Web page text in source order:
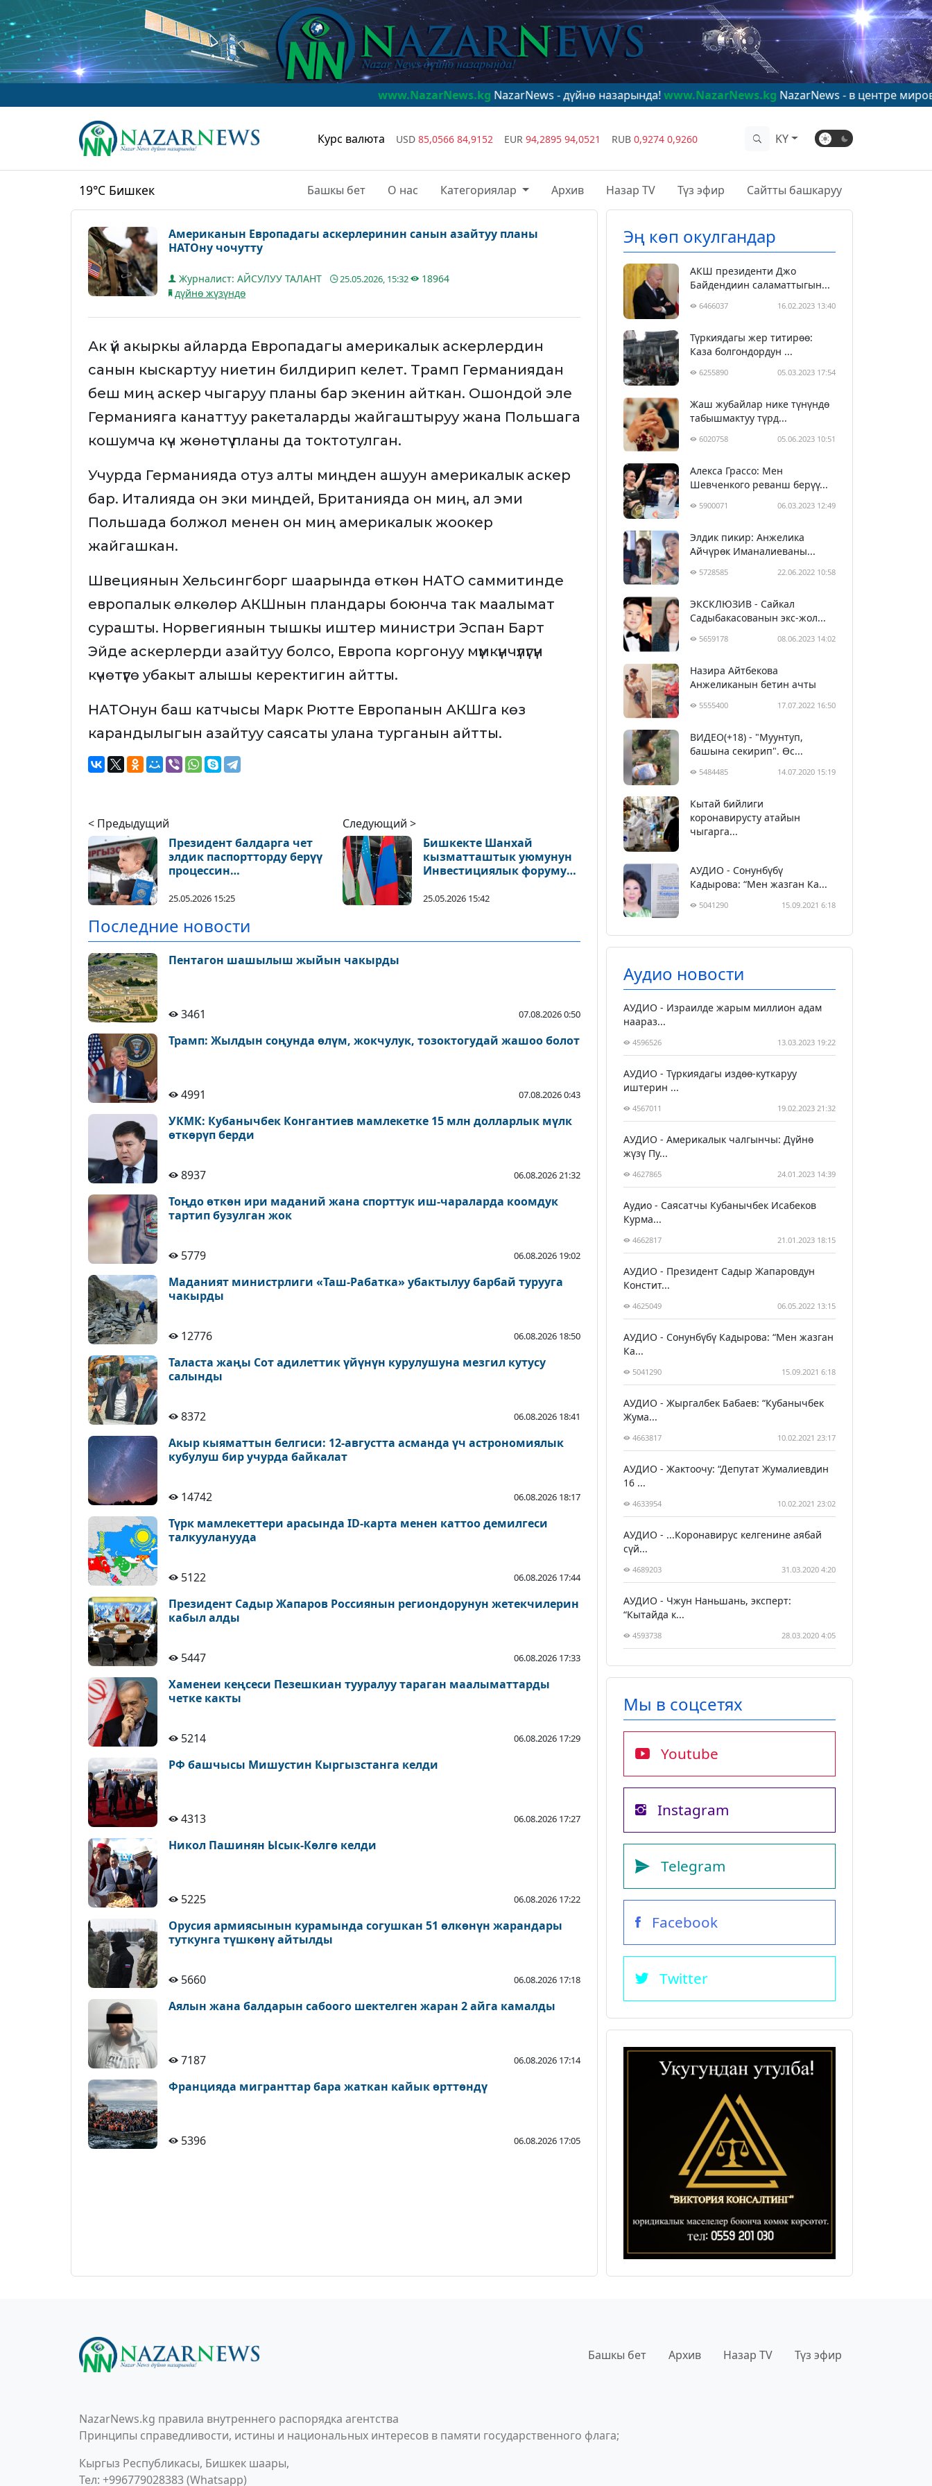
www.NazarNews.kgNazarNews - дүйнө назарында! www.NazarNews.kgNazarNews - в центре мирового
Курс валюта USD 85,0566 84,9152 EUR 94,2895 94,0521 RUB 0,9274 0,9260 KY
19°C Бишкек Башкы бет О нас Категориялар Архив Назар TV Түз эфир Сайтты башкаруу
Американын Европадагы аскерлеринин санын азайтуу планы
НАТОну чочутту
Журналист: АЙСУЛУУ ТАЛАНТ 25.05.2026, 15:32
18964
дүйнө жүзүндө
Ак үй акыркы айларда Европадагы америкалык аскерлердин
санын кыскартуу ниетин билдирип келет. Трамп Германиядан
беш миң аскер чыгаруу планы бар экенин айткан. Ошондой эле
Германияга канаттуу ракеталарды жайгаштыруу жана Польшага
кошумча күч жөнөтүү планы да токтотулган.
Учурда Германияда отуз алты миңден ашуун америкалык аскер
бар. Италияда он эки миңдей, Британияда он миң, ал эми
Польшада болжол менен он миң америкалык жоокер
жайгашкан.
Швециянын Хельсингборг шаарында өткөн НАТО саммитинде
европалык өлкөлөр АКШнын пландары боюнча так маалымат
сурашты. Норвегиянын тышкы иштер министри Эспан Барт
Эйде аскерлерди азайтуу болсо, Европа коргонуу мүмкүнчүлүгүн
күчөтүүгө убакыт алышы керектигин айтты.
НАТОнун баш катчысы Марк Рютте Европанын АКШга көз
карандылыгын азайтуу саясаты улана турганын айтты.
< Предыдущий
Президент балдарга чет
элдик паспортторду берүү
процессин
мыйзамга кол койду
25.05.2026 15:25
Следующий >
Бишкекте Шанхай
кызматташтык уюмунун
Инвестициялык форуму
25.05.2026 15:42
Последние новости
Пентагон шашылыш жыйын чакырды
3461 07.08.2026 0:50
Трамп: Жылдын соңунда өлүм, жокчулук, тозоктогудай жашоо болот
4991 07.08.2026 0:43
УКМК: Кубанычбек Конгантиев мамлекетке 15 млн долларлык мүлк
өткөрүп берди
8937 06.08.2026 21:32
Тоңдо өткөн ири маданий жана спорттук иш-чараларда коомдук
тартип бузулган жок
5779 06.08.2026 19:02
Маданият министрлиги «Таш-Рабатка» убактылуу барбай турууга
чакырды
12776 06.08.2026 18:50
Таласта жаңы Сот адилеттик үйүнүн курулушуна мезгил кутусу
салынды
8372 06.08.2026 18:41
Акыр кыяматтын белгиси: 12-августта асманда үч астрономиялык
кубулуш бир учурда байкалат
14742 06.08.2026 18:17
Түрк мамлекеттери арасында ID-карта менен каттоо демилгеси
талкууланууда
5122 06.08.2026 17:44
Президент Садыр Жапаров Россиянын региондорунун жетекчилерин
кабыл алды
5447 06.08.2026 17:33
Хаменеи кеңсеси Пезешкиан тууралуу тараган маалыматтарды
четке какты
5214 06.08.2026 17:29
РФ башчысы Мишустин Кыргызстанга келди
4313 06.08.2026 17:27
Никол Пашинян Ысык-Көлгө келди
5225 06.08.2026 17:22
Орусия армиясынын курамында согушкан 51 өлкөнүн жарандары
туткунга түшкөнү айтылды
5660 06.08.2026 17:18
Аялын жана балдарын сабоого шектелген жаран 2 айга камалды
7187 06.08.2026 17:14
Францияда мигранттар бара жаткан кайык өрттөндү
5396 06.08.2026 17:05
Эң көп окулгандар
АКШ президенти Джо
Байдендиин саламаттыгын...
6466037 16.02.2023 13:40
Түркиядагы жер титирөө:
Каза болгондордун ...
6255890 05.03.2023 17:54
Жаш жубайлар нике түнүндө
табышмактуу түрд...
6020758 05.06.2023 10:51
Алекса Грассо: Мен
Шевченкого реванш берүү...
5900071 06.03.2023 12:49
Элдик пикир: Анжелика
Айчүрөк Иманалиеваны...
5728585 22.06.2022 10:58
ЭКСКЛЮЗИВ - Сайкал
Садыбакасованын экс-жол...
5659178 08.06.2023 14:02
Назира Айтбекова
Анжеликанын бетин ачты
5555400 17.07.2022 16:50
ВИДЕО(+18) - "Муунтуп,
башына секирип". Өс...
5484485 14.07.2020 15:19
Кытай бийлиги
коронавирусту атайын
чыгарга...
АУДИО - Сонунбүбү
Кадырова: “Мен жазган Ка...
5041290 15.09.2021 6:18
Аудио новости
АУДИО - Израилде жарым миллион адам
наараз...
4596526 13.03.2023 19:22
АУДИО - Түркиядагы издөө-куткаруу
иштерин ...
4567011 19.02.2023 21:32
АУДИО - Америкалык чалгынчы: Дүйнө
жүзү Пу...
4627865 24.01.2023 14:39
Аудио - Саясатчы Кубанычбек Исабеков
Курма...
4662817 21.01.2023 18:15
АУДИО - Президент Садыр Жапаровдун
Констит...
4625049 06.05.2022 13:15
АУДИО - Сонунбүбү Кадырова: “Мен жазган
Ка...
5041290 15.09.2021 6:18
АУДИО - Жыргалбек Бабаев: “Кубанычбек
Жума...
4663817 10.02.2021 23:17
АУДИО - Жактоочу: “Депутат Жумалиевдин
16 ...
4633954 10.02.2021 23:02
АУДИО - ...Коронавирус келгенине аябай
сүй...
4689203 31.03.2020 4:20
АУДИО - Чжун Наньшань, эксперт:
“Кытайда к...
4593738 28.03.2020 4:05
Мы в соцсетях
Youtube
Instagram
Telegram
Facebook
Twitter
Башкы бет Архив Назар TV Түз эфир
NazarNews.kg правила внутреннего распорядка агентства
Принципы справедливости, истины и национальных интересов в памяти государственного флага;
Кыргыз Республикасы, Бишкек шаары,
Тел: +996779028383 (Whatsapp)